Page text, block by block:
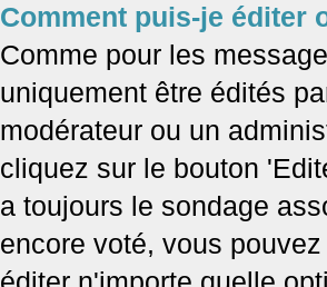
Comment puis-je éditer
Comme pour les
uniquement être édités
modérateur ou un
cliquez sur le bouton
a toujours le sondage
encore voté, vous